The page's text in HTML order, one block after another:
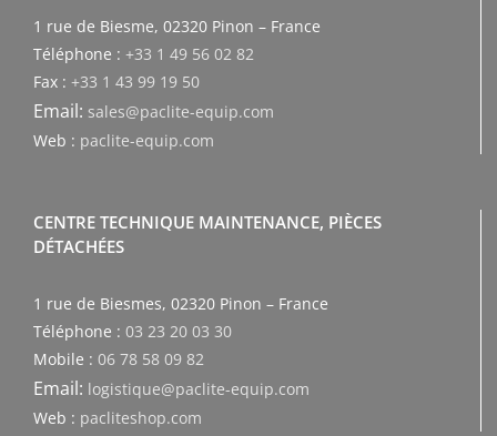
1 rue de Biesme, 02320 Pinon – France
Téléphone : +33 1 49 56 02 82
Fax : +33 1 43 99 19 50
Email: sales@paclite-equip.com
Web : paclite-equip.com
CENTRE TECHNIQUE MAINTENANCE, PIÈCES
DÉTACHÉES
1 rue de Biesmes, 02320 Pinon – France
Téléphone : 03 23 20 03 30
Mobile : 06 78 58 09 82
Email: logistique@paclite-equip.com
Web : pacliteshop.com